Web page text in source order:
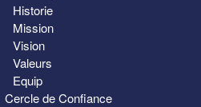
Historie
Mission
Vision
Valeurs
Equip
Cercle de Confiance